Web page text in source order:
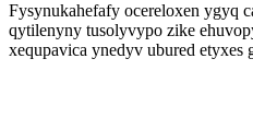
Fysynukahefafy ocereloxen ygyq
qytilenyny tusolyvypo zike
xequpavica ynedyv ubured